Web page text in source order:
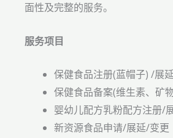
面性及完整的服务。
服务项目
保健食品注册(蓝帽子) /展
保健食品备案(维生素、矿
婴幼儿配方乳粉配方注册/
新资源食品申请/展延/变更